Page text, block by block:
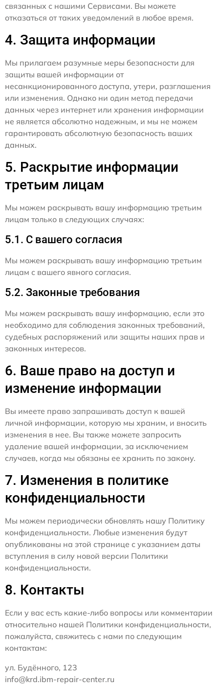
связанных с нашими Сервисами. Вы можете
отказаться от таких уведомлений в любое время.
4. Защита информации
Мы прилагаем разумные меры безопасности для
защиты вашей информации от
несанкционированного доступа, утери, разглашения
или изменения. Однако ни один метод передачи
данных через интернет или хранения информации
не является абсолютно надежным, и мы не можем
гарантировать абсолютную безопасность ваших
данных.
5. Раскрытие информации
третьим лицам
Мы можем раскрывать вашу информацию третьим
лицам только в следующих случаях:
5.1. С вашего согласия
Мы можем раскрывать вашу информацию третьим
лицам с вашего явного согласия.
5.2. Законные требования
Мы можем раскрывать вашу информацию, если это
необходимо для соблюдения законных требований,
судебных распоряжений или защиты наших прав и
законных интересов.
6. Ваше право на доступ и
изменение информации
Вы имеете право запрашивать доступ к вашей
личной информации, которую мы храним, и вносить
изменения в нее. Вы также можете запросить
удаление вашей информации, за исключением
случаев, когда мы обязаны ее хранить по закону.
7. Изменения в политике
конфиденциальности
Мы можем периодически обновлять нашу Политику
конфиденциальности. Любые изменения будут
опубликованы на этой странице с указанием даты
вступления в силу новой версии Политики
конфиденциальности.
8. Контакты
Если у вас есть какие-либо вопросы или комментарии
относительно нашей Политики конфиденциальности,
пожалуйста, свяжитесь с нами по следующим
контактам:
ул. Будённого, 123
info@krd.ibm-repair-center.ru